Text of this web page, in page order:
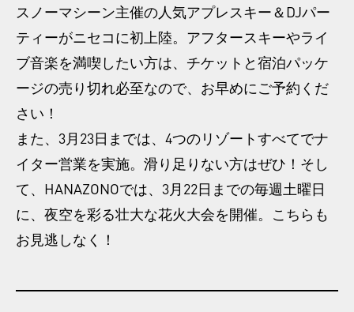
スノーマシーン主催の人気アプレスキー＆DJパー
ティーがニセコに初上陸。アフタースキーやライ
ブ音楽を満喫したい方は、チケットと宿泊パッケ
ージの売り切れ必至なので、お早めにご予約くだ
さい！
また、3月23日までは、4つのリゾートすべてでナ
イター営業を実施。滑り足りない方はぜひ！そし
て、HANAZONOでは、3月22日までの毎週土曜日
に、夜空を彩る壮大な花火大会を開催。こちらも
お見逃しなく！